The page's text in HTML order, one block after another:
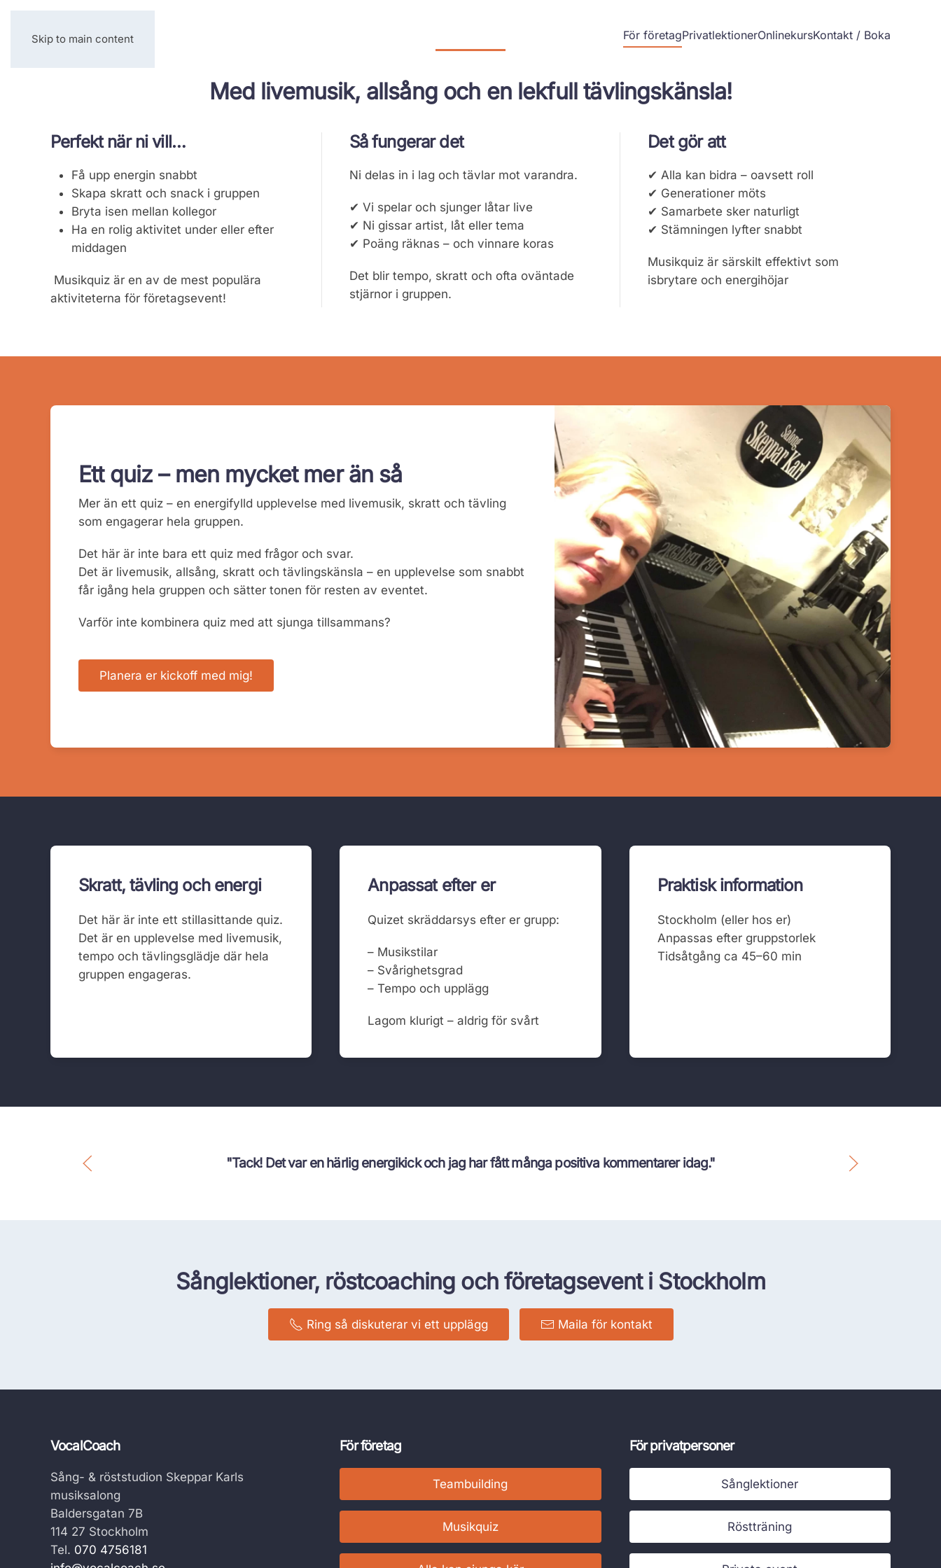
Skip to main content För företagPrivatlektionerOnlinekursKontakt / Boka
Med livemusik, allsång och en lekfull tävlingskänsla!
Perfekt när ni vill…
Få upp energin snabbt
Skapa skratt och snack i gruppen
Bryta isen mellan kollegor
Ha en rolig aktivitet under eller efter
middagen
Musikquiz är en av de mest populära
aktiviteterna för företagsevent!
Så fungerar det
Ni delas in i lag och tävlar mot varandra.
✔ Vi spelar och sjunger låtar live
✔ Ni gissar artist, låt eller tema
✔ Poäng räknas – och vinnare koras
Det blir tempo, skratt och ofta oväntade
stjärnor i gruppen.
Det gör att
✔ Alla kan bidra – oavsett roll
✔ Generationer möts
✔ Samarbete sker naturligt
✔ Stämningen lyfter snabbt
Musikquiz är särskilt effektivt som
isbrytare och energihöjar
Ett quiz – men mycket mer än så
Mer än ett quiz – en energifylld upplevelse med livemusik, skratt och tävling
som engagerar hela gruppen.
Det här är inte bara ett quiz med frågor och svar.
Det är livemusik, allsång, skratt och tävlingskänsla – en upplevelse som snabbt
får igång hela gruppen och sätter tonen för resten av eventet.
Varför inte kombinera quiz med att sjunga tillsammans?
Planera er kickoff med mig!
Skratt, tävling och energi
Det här är inte ett stillasittande quiz.
Det är en upplevelse med livemusik,
tempo och tävlingsglädje där hela
gruppen engageras.
Anpassat efter er
Quizet skräddarsys efter er grupp:
– Musikstilar
– Svårighetsgrad
– Tempo och upplägg
Lagom klurigt – aldrig för svårt
Praktisk information
Stockholm (eller hos er)
Anpassas efter gruppstorlek
Tidsåtgång ca 45–60 min
"Tack! Det var en härlig energikick och jag har fått många positiva kommentarer idag."
Sånglektioner, röstcoaching och företagsevent i Stockholm
Ring så diskuterar vi ett upplägg Maila för kontakt
VocalCoach
Sång- & röststudion Skeppar Karls
musiksalong
Baldersgatan 7B
114 27 Stockholm
Tel. 070 4756181
För företag
Teambuilding
Musikquiz
För privatpersoner
Sånglektioner
Röstträning